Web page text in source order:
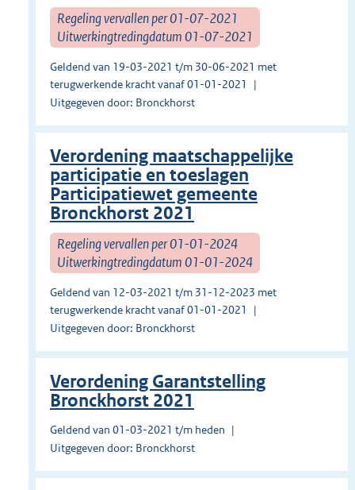
Regeling vervallen per 01-07-2021
Uitwerkingtredingdatum 01-07-2021
Geldend van 19-03-2021 t/m 30-06-2021 met
terugwerkende kracht vanaf 01-01-2021
Uitgegeven door: Bronckhorst
Verordening maatschappelijke
participatie en toeslagen
Participatiewet gemeente
Bronckhorst 2021
Regeling vervallen per 01-01-2024
Uitwerkingtredingdatum 01-01-2024
Geldend van 12-03-2021 t/m 31-12-2023 met
terugwerkende kracht vanaf 01-01-2021
Uitgegeven door: Bronckhorst
Verordening Garantstelling
Bronckhorst 2021
Geldend van 01-03-2021 t/m heden
Uitgegeven door: Bronckhorst